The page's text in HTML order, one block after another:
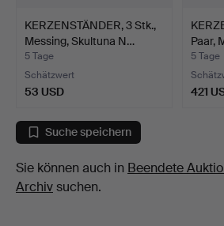
KERZENSTÄNDER, 3 Stk.,
Messing, Skultuna N…
5 Tage
Schätzwert
53 USD
Paar,
5 Tage
421
Suche speichern
Sie können auch in Beendete
Archivsuchen.